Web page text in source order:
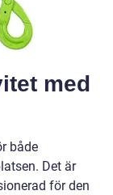
med
både
Det är
för den